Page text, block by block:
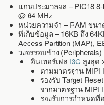
แกนประมวลผล – PIC18
@ 64 MHz
หน่วยความจำ – RAM ขนา
ที่เก็บข้อมูล – 16KB ถึง
Access Partition (MAP),
วงจรรอบข้าง (Peripherals)
อินเทอร์เฟส I3C สูงสุด
ตามมาตรฐาน MIPI
รองรับ Target
จากมาตรฐาน MIPI
รองรับการกำหนดที่